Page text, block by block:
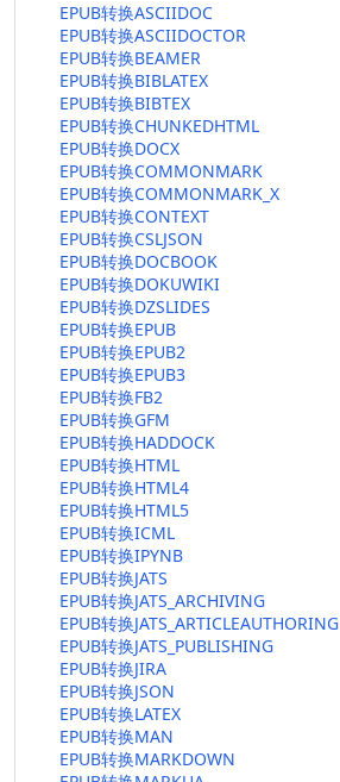
EPUB转换ASCIIDOC
EPUB转换ASCIIDOCTOR
EPUB转换BEAMER
EPUB转换BIBLATEX
EPUB转换BIBTEX
EPUB转换CHUNKEDHTML
EPUB转换DOCX
EPUB转换COMMONMARK
EPUB转换COMMONMARK_X
EPUB转换CONTEXT
EPUB转换CSLJSON
EPUB转换DOCBOOK
EPUB转换DOKUWIKI
EPUB转换DZSLIDES
EPUB转换EPUB
EPUB转换EPUB2
EPUB转换EPUB3
EPUB转换FB2
EPUB转换GFM
EPUB转换HADDOCK
EPUB转换HTML
EPUB转换HTML4
EPUB转换HTML5
EPUB转换ICML
EPUB转换IPYNB
EPUB转换JATS
EPUB转换JATS_ARCHIVING
EPUB转换JATS_ARTICLEAUTHORING
EPUB转换JATS_PUBLISHING
EPUB转换JIRA
EPUB转换JSON
EPUB转换LATEX
EPUB转换MAN
EPUB转换MARKDOWN